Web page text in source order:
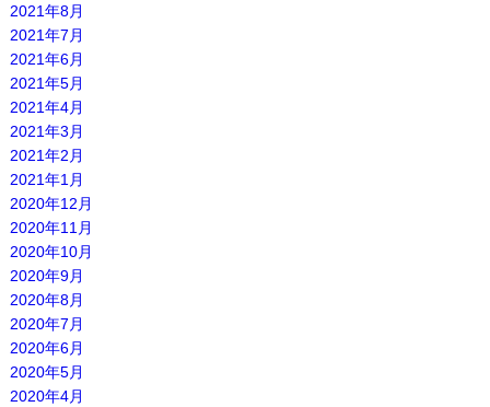
2021年8月
2021年7月
2021年6月
2021年5月
2021年4月
2021年3月
2021年2月
2021年1月
2020年12月
2020年11月
2020年10月
2020年9月
2020年8月
2020年7月
2020年6月
2020年5月
2020年4月